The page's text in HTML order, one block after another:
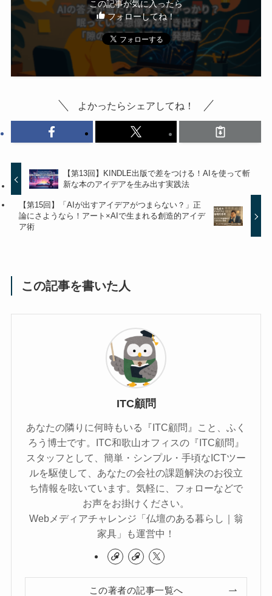
この記事が気に入ったら
フォローしてね！
よかったらシェアしてね！
【第13回】KINDLE出版で差をつける！AIを使って斬
新な本のアイデアを生み出す実践法
【第15回】「AIが出すアイデアがつまらない？」正
論にさようなら！アート×AIで生まれる創造的アイデ
ア術
この記事を書いた人
ITC顧問
あなたの隣りに何時もいる『ITC顧問』こと、ふく
ろう博士です。ITC和歌山オフィスの『ITC顧問』
スタッフとして、簡単・シンプル・手頃なICTツー
ルを駆使して、あなたの会社の課題解決のお役立
ち情報を呟いています。気軽に、フォローなどで
お声をお掛けください。
Webメディアチャレンジ「仏壇のある暮らし｜翁
家具」も運営中！
この著者の記事一覧へ